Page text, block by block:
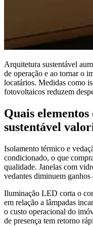
Arquitetura sustentável
de operação e ao tornar o
locatários. Medidas como
fotovoltaicos reduzem
Quais
sustentável
Isolamento térmico e
condicionado, o que
qualidade. Janelas com
vedantes diminuem
Iluminação LED corta o
em relação a lâmpadas
o custo operacional do
de presença tem retorno